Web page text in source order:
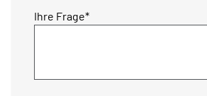
Pflichtfeld
Ihre Frage*